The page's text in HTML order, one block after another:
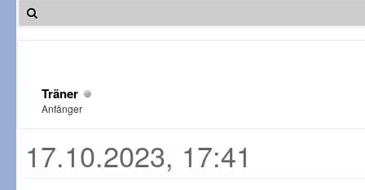
Träner
Anfänger
17.10.2023, 17:41